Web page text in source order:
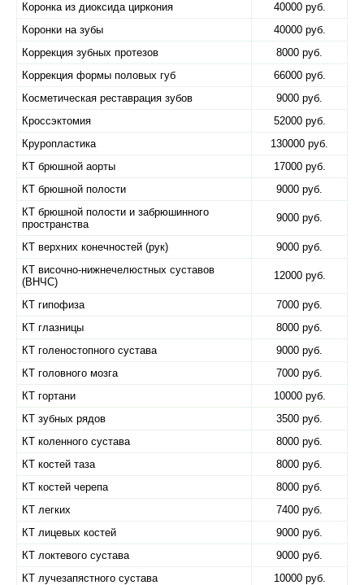
Коронка из диоксида циркония
40000 руб.
Коронки на зубы
40000 руб.
Коррекция зубных протезов
8000 руб.
Коррекция формы половых губ
66000 руб.
Косметическая реставрация зубов
9000 руб.
Кроссэктомия
52000 руб.
Круропластика
130000 руб.
КТ брюшной аорты
17000 руб.
КТ брюшной полости
9000 руб.
КТ брюшной полости и забрюшинного
пространства
9000 руб.
КТ верхних конечностей (рук)
9000 руб.
КТ височно-нижнечелюстных суставов
(ВНЧС)
12000 руб.
КТ гипофиза
7000 руб.
КТ глазницы
8000 руб.
КТ голеностопного сустава
9000 руб.
КТ головного мозга
7000 руб.
КТ гортани
10000 руб.
КТ зубных рядов
3500 руб.
КТ коленного сустава
8000 руб.
КТ костей таза
8000 руб.
КТ костей черепа
8000 руб.
КТ легких
7400 руб.
КТ лицевых костей
9000 руб.
КТ локтевого сустава
9000 руб.
КТ лучезапястного сустава
10000 руб.